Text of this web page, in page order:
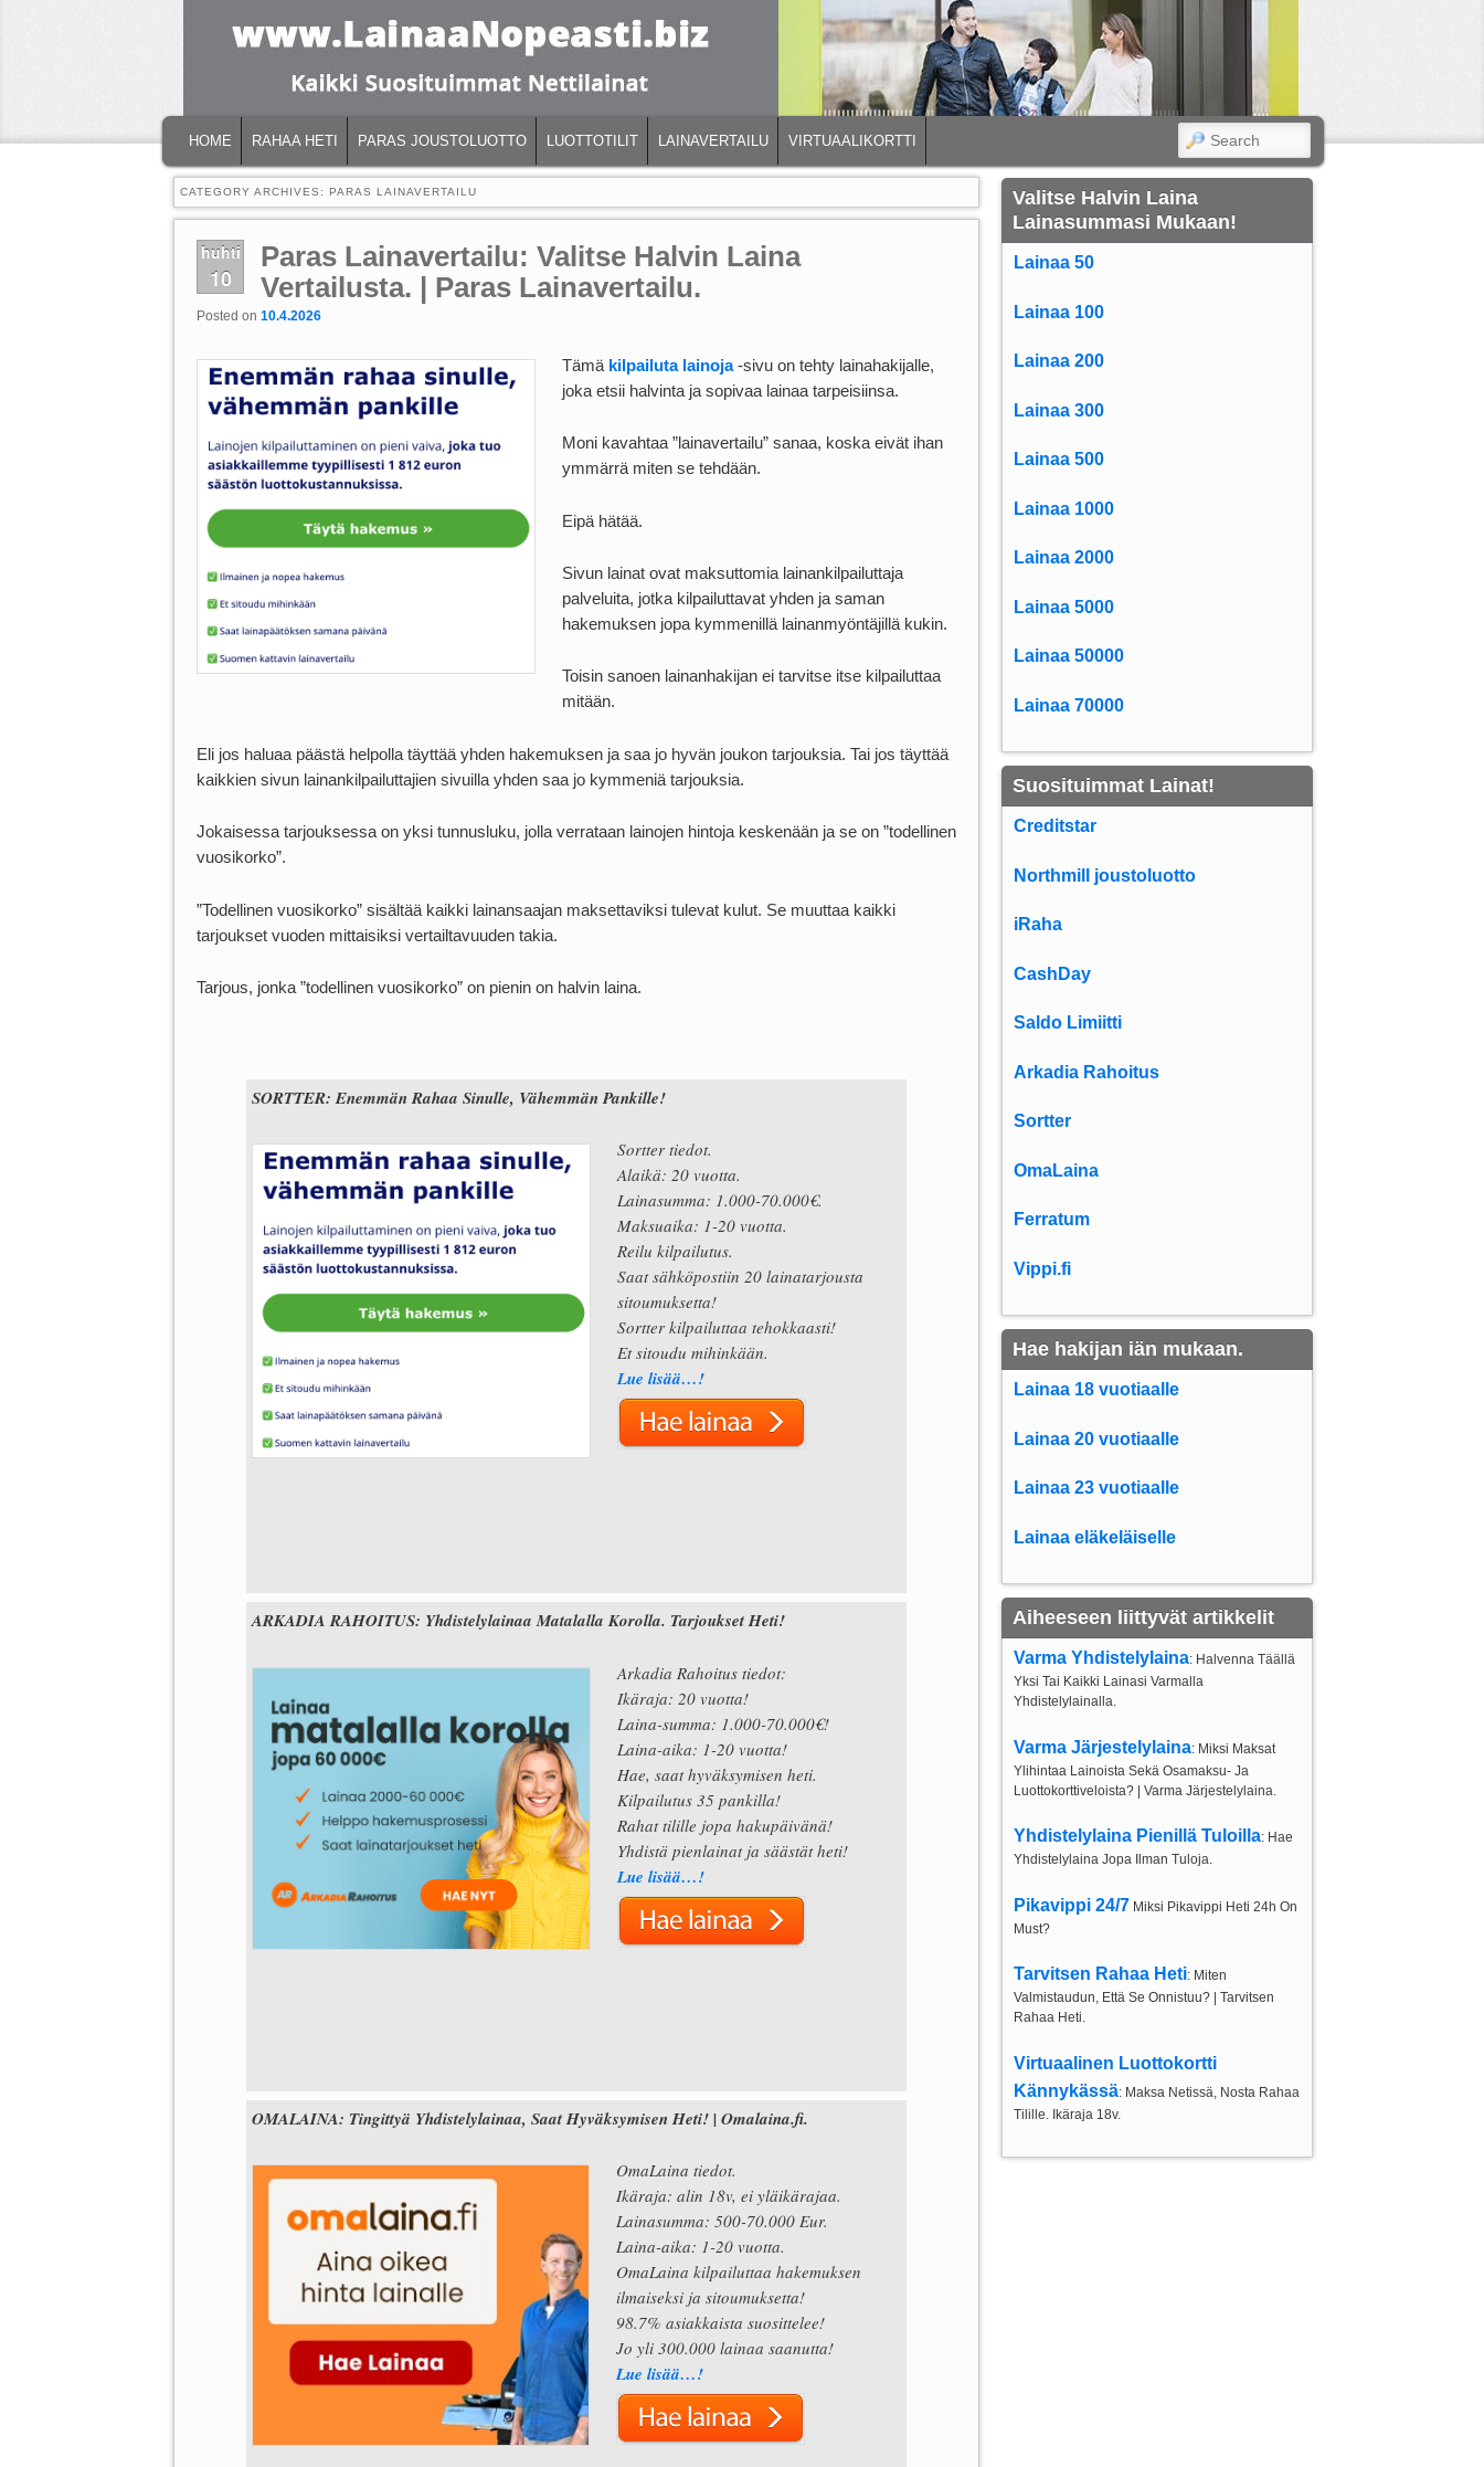
SKIP TO PRIMARY CONTENT
SKIP TO SECONDARY CONTENT
HOME RAHAA HETI PARAS JOUSTOLUOTTO LUOTTOTILIT LAINAVERTAILU VIRTUAALIKORTTI SEARCH
CATEGORY ARCHIVES: PARAS LAINAVERTAILU
huhti
10
Paras Lainavertailu: Valitse Halvin Laina
Vertailusta. | Paras Lainavertailu.
Posted on 10.4.2026
Tämä kilpailuta lainoja-sivu on tehty lainahakijalle,
joka etsii halvinta ja sopivaa lainaa tarpeisiinsa.
Moni kavahtaa ”lainavertailu” sanaa, koska eivät ihan
ymmärrä miten se tehdään.
Eipä hätää.
Sivun lainat ovat maksuttomia lainankilpailuttaja
palveluita, jotka kilpailuttavat yhden ja saman
hakemuksen jopa kymmenillä lainanmyöntäjillä kukin.
Toisin sanoen lainanhakijan ei tarvitse itse kilpailuttaa
mitään.
Eli jos haluaa päästä helpolla täyttää yhden hakemuksen ja saa jo hyvän joukon tarjouksia. Tai jos täyttää
kaikkien sivun lainankilpailuttajien sivuilla yhden saa jo kymmeniä tarjouksia.
Jokaisessa tarjouksessa on yksi tunnusluku, jolla verrataan lainojen hintoja keskenään ja se on ”todellinen
vuosikorko”.
”Todellinen vuosikorko” sisältää kaikki lainansaajan maksettaviksi tulevat kulut. Se muuttaa kaikki
tarjoukset vuoden mittaisiksi vertailtavuuden takia.
Tarjous, jonka ”todellinen vuosikorko” on pienin on halvin laina.
SORTTER: Enemmän Rahaa Sinulle, Vähemmän Pankille!
Sortter tiedot.
Alaikä: 20 vuotta.
Lainasumma: 1.000-70.000€.
Maksuaika: 1-20 vuotta.
Reilu kilpailutus.
Saat sähköpostiin 20 lainatarjousta
sitoumuksetta!
Sortter kilpailuttaa tehokkaasti!
Et sitoudu mihinkään.
Lue lisää…!
ARKADIA RAHOITUS: Yhdistelylainaa Matalalla Korolla. Tarjoukset Heti!
Arkadia Rahoitus tiedot:
Ikäraja: 20 vuotta!
Laina-summa: 1.000-70.000€!
Laina-aika: 1-20 vuotta!
Hae, saat hyväksymisen heti.
Kilpailutus 35 pankilla!
Rahat tilille jopa hakupäivänä!
Yhdistä pienlainat ja säästät heti!
Lue lisää…!
OMALAINA: Tingittyä Yhdistelylainaa, Saat Hyväksymisen Heti! | Omalaina.fi.
OmaLaina tiedot.
Ikäraja: alin 18v, ei yläikärajaa.
Lainasumma: 500-70.000 Eur.
Laina-aika: 1-20 vuotta.
OmaLaina kilpailuttaa hakemuksen
ilmaiseksi ja sitoumuksetta!
98.7% asiakkaista suosittelee!
Jo yli 300.000 lainaa saanutta!
Lue lisää…!
Valitse Halvin Laina
Lainasummasi Mukaan!
Lainaa 50
Lainaa 100
Lainaa 200
Lainaa 300
Lainaa 500
Lainaa 1000
Lainaa 2000
Lainaa 5000
Lainaa 50000
Lainaa 70000
Suosituimmat Lainat!
Creditstar
Northmill joustoluotto
iRaha
CashDay
Saldo Limiitti
Arkadia Rahoitus
Sortter
OmaLaina
Ferratum
Vippi.fi
Hae hakijan iän mukaan.
Lainaa 18 vuotiaalle
Lainaa 20 vuotiaalle
Lainaa 23 vuotiaalle
Lainaa eläkeläiselle
Aiheeseen liittyvät artikkelit
Varma Yhdistelylaina: Halvenna Täällä
Yksi Tai Kaikki Lainasi Varmalla
Yhdistelylainalla.
Varma Järjestelylaina: Miksi Maksat
Ylihintaa Lainoista Sekä Osamaksu- Ja
Luottokorttiveloista? | Varma Järjestelylaina.
Yhdistelylaina Pienillä Tuloilla: Hae
Yhdistelylaina Jopa Ilman Tuloja.
Pikavippi 24/7 Miksi Pikavippi Heti 24h On
Must?
Tarvitsen Rahaa Heti: Miten
Valmistaudun, Että Se Onnistuu? | Tarvitsen
Rahaa Heti.
Virtuaalinen Luottokortti
Kännykässä: Maksa Netissä, Nosta Rahaa
Tilille. Ikäraja 18v.